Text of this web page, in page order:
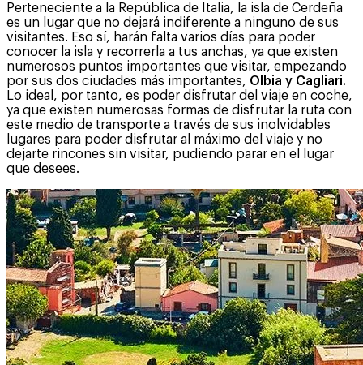
Perteneciente a la República de Italia, la isla de Cerdeña
es un lugar que no dejará indiferente a ninguno de sus
visitantes. Eso sí, harán falta varios días para poder
conocer la isla y recorrerla a tus anchas, ya que existen
numerosos puntos importantes que visitar, empezando
por sus dos ciudades más importantes, Olbia y Cagliari.
Lo ideal, por tanto, es poder disfrutar del viaje en coche,
ya que existen numerosas formas de disfrutar la ruta con
este medio de transporte a través de sus inolvidables
lugares para poder disfrutar al máximo del viaje y no
dejarte rincones sin visitar, pudiendo parar en el lugar
que desees.